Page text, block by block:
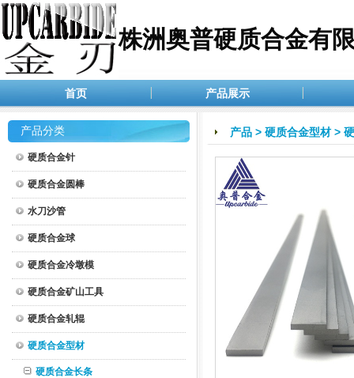
株洲奥普硬质合金有
首页 产品展示
产品分类
硬质合金针
硬质合金圆棒
水刀沙管
硬质合金球
硬质合金冷墩模
硬质合金矿山工具
硬质合金轧辊
硬质合金型材
硬质合金长条
产品 > 硬质合金型材>